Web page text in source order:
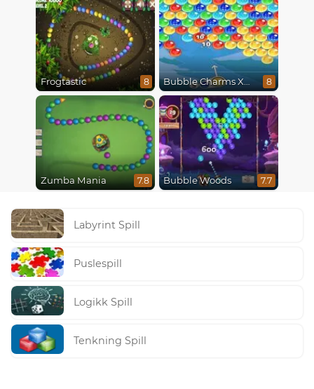
Frogtastic 8 Bubble Charms Xmas 8
Zumba Mania 7.8 Bubble Woods 7.7
Labyrint Spill
Puslespill
Logikk Spill
Tenkning Spill